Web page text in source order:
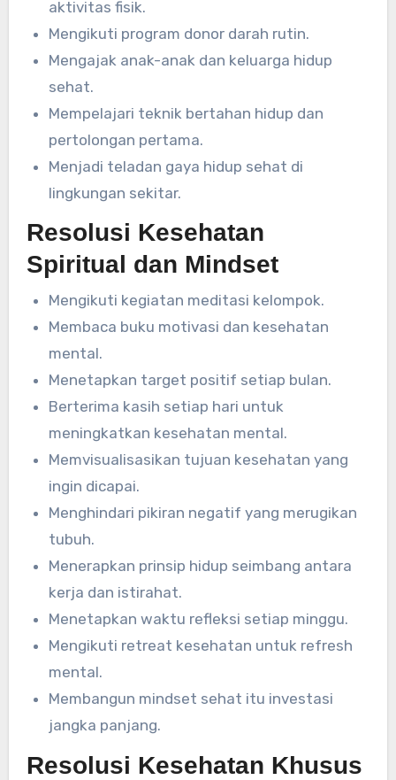
aktivitas fisik.
Mengikuti program donor darah rutin.
Mengajak anak-anak dan keluarga hidup
sehat.
Mempelajari teknik bertahan hidup dan
pertolongan pertama.
Menjadi teladan gaya hidup sehat di
lingkungan sekitar.
Resolusi Kesehatan
Spiritual dan Mindset
Mengikuti kegiatan meditasi kelompok.
Membaca buku motivasi dan kesehatan
mental.
Menetapkan target positif setiap bulan.
Berterima kasih setiap hari untuk
meningkatkan kesehatan mental.
Memvisualisasikan tujuan kesehatan yang
ingin dicapai.
Menghindari pikiran negatif yang merugikan
tubuh.
Menerapkan prinsip hidup seimbang antara
kerja dan istirahat.
Menetapkan waktu refleksi setiap minggu.
Mengikuti retreat kesehatan untuk refresh
mental.
Membangun mindset sehat itu investasi
jangka panjang.
Resolusi Kesehatan Khusus